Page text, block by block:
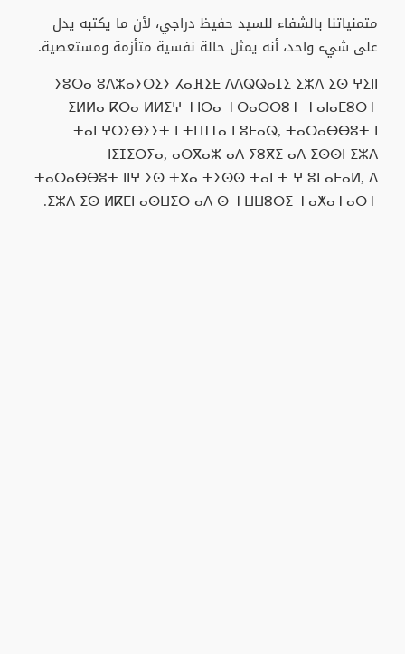
متمنياتنا بالشفاء للسيد حفيظ دراجي، لأن ما يكتبه يدل
على شيء واحد، أنه يمثل حالة نفسية متأزمة ومستعصية.
ⵢⵓⵔⴰ ⵓⴷⵣⴰⵢⵔⵉⵢ ⵃⴰⴼⵉⴹ ⴷⴷⵕⵕⴰⵊⵉ ⵉⵣⴷ ⵉⵙ ⵖⵉⵏⵏ
ⵉⵍⵍⴰ ⴽⵔⴰ ⵍⵍⵉⵖ ⵜⵏⵔⴰ ⵜⵔⴰⴱⴱⵓⵜ ⵜⴰⵏⴰⵎⵓⵔⵜ
ⵜⴰⵎⵖⵔⵉⴱⵉⵢⵜ ⵏ ⵜⵡⵊⵊⴰ ⵏ ⵓⴹⴰⵕ, ⵜⴰⵔⴰⴱⴱⵓⵜ ⵏ
ⵏⵉⵊⵉⵔⵢⴰ, ⴰⵔⴳⴰⵣ ⴰⴷ ⵢⵓⴳⵉ ⴰⴷ ⵉⵙⵙⵏ ⵉⵣⴷ
ⵜⴰⵔⴰⴱⴱⵓⵜ ⵏⵏⵖ ⵉⵙ ⵜⴳⴰ ⵜⵉⵙⵙ ⵜⴰⵎⵜ ⵖ ⵓⵎⴰⴹⴰⵍ, ⴷ
ⵉⵣⴷ ⵉⵙ ⵍⴽⵎⵏ ⴰⵙⵡⵉⵔ ⴰⴷ ⵙ ⵜⵡⵡⵓⵔⵉ ⵜⴰⵅⴰⵜⴰⵔⵜ.